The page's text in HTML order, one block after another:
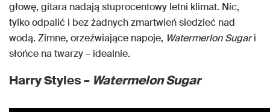
głowę, gitara nadają stuprocentowy letni klimat. Nic,
tylko odpalić i bez żadnych zmartwień siedzieć nad
wodą. Zimne, orzeźwiające napoje, Watermerlon Sugari
słońce na twarzy – idealnie.
Harry Styles – Watermelon Sugar